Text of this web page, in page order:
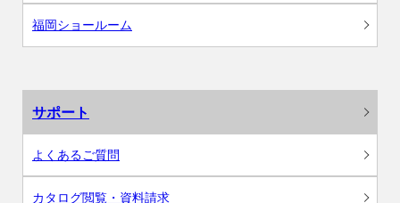
福岡ショールーム
サポート
よくあるご質問
カタログ閲覧・資料請求